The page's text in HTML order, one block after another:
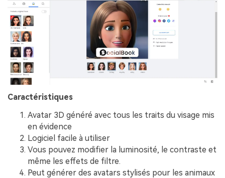
Caractéristiques
Avatar 3D généré avec tous les traits du visage mis
en évidence
Logiciel facile à utiliser
Vous pouvez modifier la luminosité, le contraste et
même les effets de filtre.
Peut générer des avatars stylisés pour les animaux